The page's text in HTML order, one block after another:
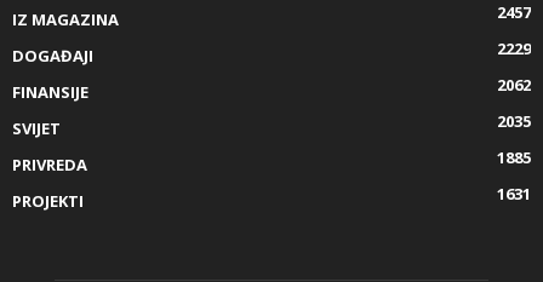
IZ MAGAZINA
2457
DOGAĐAJI
2229
FINANSIJE
2062
SVIJET
2035
PRIVREDA
1885
PROJEKTI
1631